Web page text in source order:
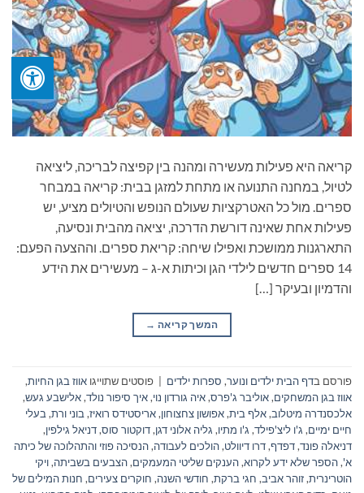
קריאה היא פעילות מעשירה ומהנה בין קפיצה לבריכה, ליציאה
לטיול, במחנה התנועה או מתחת למזגן בבית: קריאה במבחר
ספרים. מול כל האטרקציות שעולם הנופש והטיולים מציע, יש
פעילות אחת שאינה דורשת הדרכה, יציאה מהבית ונסיעה,
התארגנות ממושכת ואפילו שיחה: קריאת ספרים. וההצעה הפעם:
14 ספרים חדשים לילדי הגן וכיתות א-ג – מעשירים את הידע
והדמיון ובעיקר […]
המשך קריאה →
פורסם בדף הבית ילדים ונוער, ספרות ילדים | פוסטים שתוייגו אווז בגן החיות,
אווז בגן המשחקים,אוליבר ג'פרס,איה גורדון נוי,איך סיפור נולד,אלישבע געש,
אלכסנדרה מיטלוב,אלף בית,אפושון צחצוחון,אריסטידס רואיז, בוני ורת, בעלי
חיים ימיים, ג'ו ליצ'פילד, ג'ו מתיו, גליה אלוני דגן,דוקטור סוס,דניאל גילפין,
דניאלה פונד,דפדף,דרו דיוולט,הולכים לעבודה,הנסיכה פוזי והתהלוכה של כיתה
א',הספר שלא ידע לקרוא,הענקים שליטי המעמקים,הצבעים בשביתה,ויקי
הוטרינרית,זוהר אביב, חגי ברקת, חודשי השנה, חוקרים צעירים, חנות המילים של